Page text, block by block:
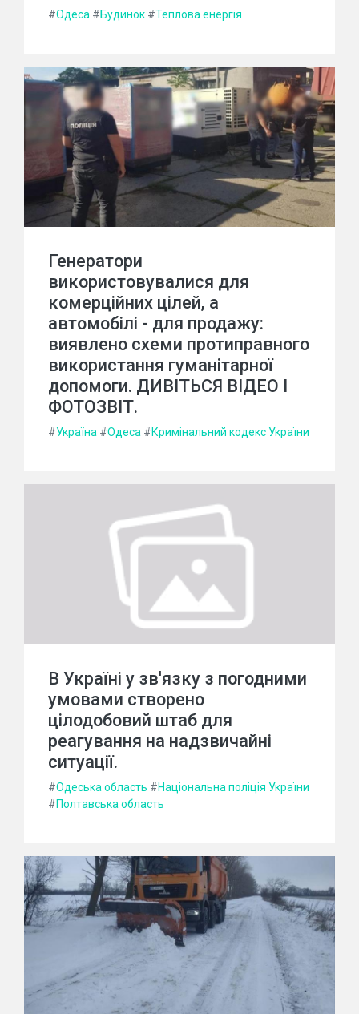
#Одеса #Будинок #Теплова енергія
Генератори
використовувалися для
комерційних цілей, а
автомобілі - для продажу:
виявлено схеми протиправного
використання гуманітарної
допомоги. ДИВІТЬСЯ ВІДЕО І
ФОТОЗВІТ.
#Україна #Одеса #Кримінальний кодекс України
В Україні у зв'язку з погодними
умовами створено
цілодобовий штаб для
реагування на надзвичайні
ситуації.
#Одеська область #Національна поліція України
#Полтавська область